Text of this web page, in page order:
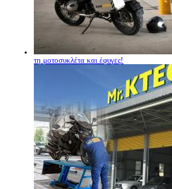
τη μοτοσυκλέτα και έφυγες!